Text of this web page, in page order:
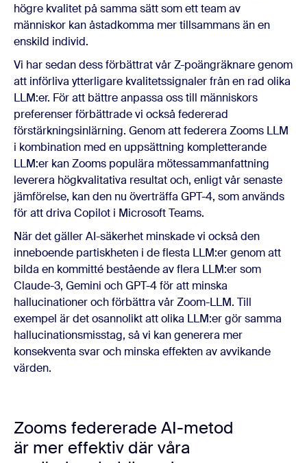
högre kvalitet på samma sätt som ett team av
människor kan åstadkomma mer tillsammans än en
enskild individ.
Vi har sedan dess förbättrat vår Z-poängräknare genom
att införliva ytterligare kvalitetssignaler från en rad olika
LLM:er. För att bättre anpassa oss till människors
preferenser förbättrade vi också federerad
förstärkningsinlärning. Genom att federera Zooms LLM
i kombination med en uppsättning kompletterande
LLM:er kan Zooms populära mötessammanfattning
leverera högkvalitativa resultat och, enligt vår senaste
jämförelse, kan den nu överträffa GPT-4, som används
för att driva Copilot i Microsoft Teams.
När det gäller AI-säkerhet minskade vi också den
inneboende partiskheten i de flesta LLM:er genom att
bilda en kommitté bestående av flera LLM:er som
Claude-3, Gemini och GPT-4 för att minska
hallucinationer och förbättra vår Zoom-LLM. Till
exempel är det osannolikt att olika LLM:er gör samma
hallucinationsmisstag, så vi kan generera mer
konsekventa svar och minska effekten av avvikande
värden.
Zooms federerade AI-metod
är mer effektiv där våra